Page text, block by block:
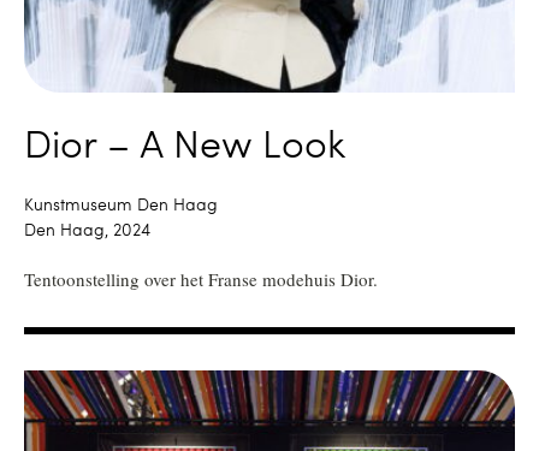
Dior – A New Look
Kunstmuseum Den Haag
Den Haag, 2024
Tentoonstelling over het Franse modehuis Dior.